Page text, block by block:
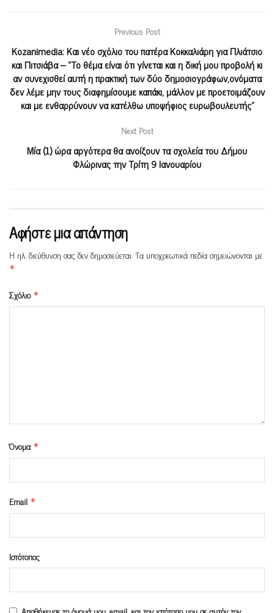
Previous Post
Kozanimedia: Και νέο σχόλιο του πατέρα Κοκκαλιάρη για Πλιάτσιο
και Πιτσιάβα – “Το θέμα είναι ότι γίνεται και η δική μου προβολή κι
αν συνεχισθεί αυτή η πρακτική των δύο δημοσιογράφων,ονόματα
δεν λέμε μην τους διαφημίσουμε καπάκι, μάλλον με προετοιμάζουν
και με ενθαρρύνουν να κατέλθω υποψήφιος ευρωβουλευτής”
Next Post
Μία (1) ώρα αργότερα θα ανοίξουν τα σχολεία του Δήμου
Φλώρινας την Τρίτη 9 Ιανουαρίου
Αφήστε μια απάντηση
Η ηλ. διεύθυνση σας δεν δημοσιεύεται.Τα υποχρεωτικά πεδία σημειώνονται με
*
Σχόλιο *
Όνομα *
Email *
Ιστότοπος